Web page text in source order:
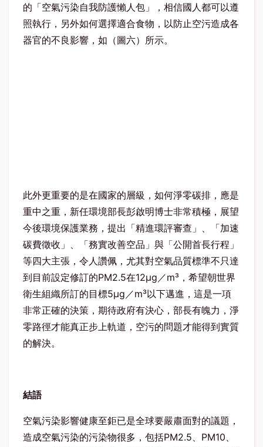
的「空氣污染自我防護懶人包」，相信國人都可以遵
照執行，另外如何選擇適合食物，以防止空污造成各
器官的不良影響，如（圖六）所示。
此外更重要的是在國家的層級，如何淨零碳排，應是
重中之重，新任環境部長彭啟明博士非常積極，展望
今後環境保護業務，提出「精進環評審查」、「加速
碳費徵收」、「務實改善空品」與「公開首長行程」
等四大主張，令人讚佩，尤其對空氣品質標準不只達
到目前設定修訂的PM2.5在12μg／m³，希望朝世界
衛生組織所訂的目標5μg／m³以下邁進，這是一項
非常正確的決策，期待政府有決心，部長有魄力，淨
零路徑才能真正步上軌道，空污的問題才能得到實質
的解決。
結語
空氣污染影響健康至鉅已是全球要嚴肅面對的議題，
造成空氣污染的污染物很多，包括PM2.5、PM10、